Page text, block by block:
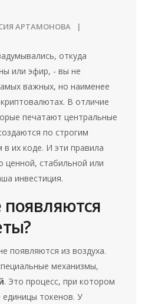
АРТАМОНОВА
откуда
или эфир, - вы не
важных, но наименее
В отличие
печатают центральные
по строгим
их коде. И эти правила
ценной, стабильной или
инвестиция.
появляются из воздуха.
механизмы,
. Это процесс, при котором
токенов. У